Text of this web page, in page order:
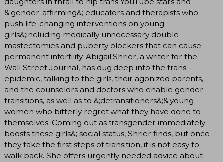
&;gender-affirming&; educators and therapists who
push life-changing interventions on young
girls&;including medically unnecessary double
mastectomies and puberty blockers that can cause
permanent infertility. Abigail Shrier, a writer for the
Wall Street Journal, has dug deep into the trans
epidemic, talking to the girls, their agonized parents,
and the counselors and doctors who enable gender
transitions, as well as to &;detransitioners&;&;young
women who bitterly regret what they have done to
themselves. Coming out as transgender immediately
boosts these girls&; social status, Shrier finds, but once
they take the first steps of transition, it is not easy to
walk back. She offers urgently needed advice about